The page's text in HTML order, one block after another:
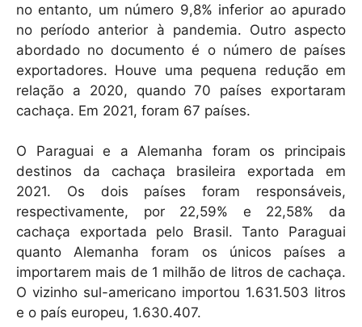
no entanto, um número 9,8% inferior ao apurado
no período anterior à pandemia. Outro aspecto
abordado no documento é o número de países
exportadores. Houve uma pequena redução em
relação a 2020, quando 70 países exportaram
cachaça. Em 2021, foram 67 países.
O Paraguai e a Alemanha foram os principais
destinos da cachaça brasileira exportada em
2021. Os dois países foram responsáveis,
respectivamente, por 22,59% e 22,58% da
cachaça exportada pelo Brasil. Tanto Paraguai
quanto Alemanha foram os únicos países a
importarem mais de 1 milhão de litros de cachaça.
O vizinho sul-americano importou 1.631.503 litros
e o país europeu, 1.630.407.